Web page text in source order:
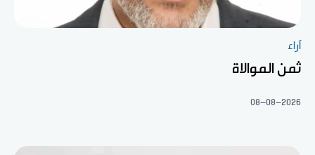
آراء
ثمن الموالاة
08-08-2026